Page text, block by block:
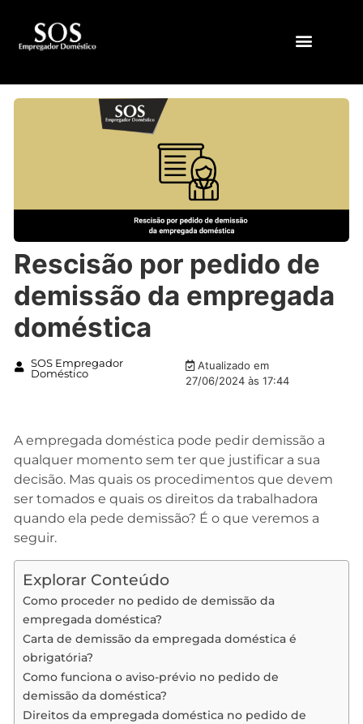
Rescisão por pedido de
demissão da empregada
doméstica
SOS Empregador
Doméstico
Atualizado em
27/06/2024 às 17:44
A empregada doméstica pode pedir demissão a
qualquer momento sem ter que justificar a sua
decisão. Mas quais os procedimentos que devem
ser tomados e quais os direitos da trabalhadora
quando ela pede demissão? É o que veremos a
seguir.
Explorar Conteúdo
Como proceder no pedido de demissão da
empregada doméstica?
Carta de demissão da empregada doméstica é
obrigatória?
Como funciona o aviso-prévio no pedido de
demissão da doméstica?
Direitos da empregada doméstica no pedido de